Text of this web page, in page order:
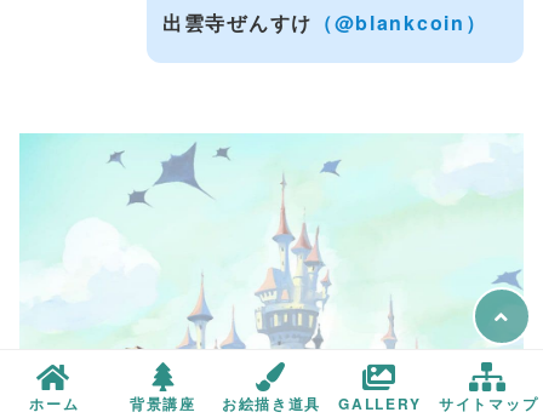
出雲寺ぜんすけ （@blankcoin）
ホーム 背景講座 お絵描き道具 GALLERY サイトマップ